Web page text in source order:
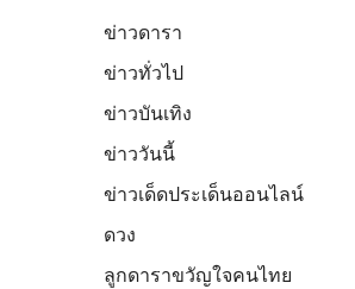
ข่าวดารา
ข่าวทั่วไป
ข่าวบันเทิง
ข่าววันนี้
ข่าวเด็ดประเด็นออนไลน์
ดวง
ลูกดาราขวัญใจคนไทย